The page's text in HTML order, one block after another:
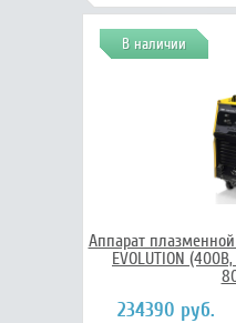
В наличии
Аппарат
EVOLUTION
234390 руб.